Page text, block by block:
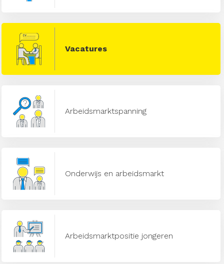
Vacatures
Arbeidsmarktspanning
Onderwijs en arbeidsmarkt
Arbeidsmarktpositie jongeren